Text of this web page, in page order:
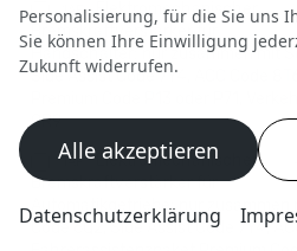
1AF
Elektromechanischer
Bremskraftverstärker für
Handschalter: nur zusammen mit
Side Assist Code 7Y4, ACC Code
QR9
1AF
Elektromechanischer
Bremskraftverstärker für
Automatikgetriebe: nur zusammen
Code 6Q2, Side Assist Code 7Y4,
Personalisierung, für die Sie uns
Sie können Ihre Einwilligung
Zukunft widerrufen.
Alle akzeptieren
Datenschutzerklärung